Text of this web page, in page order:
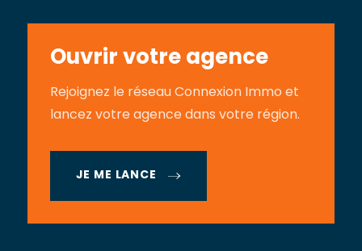
Ouvrir votre agence
Rejoignez le réseau Connexion Immo et
lancez votre agence dans votre région.
JE ME LANCE